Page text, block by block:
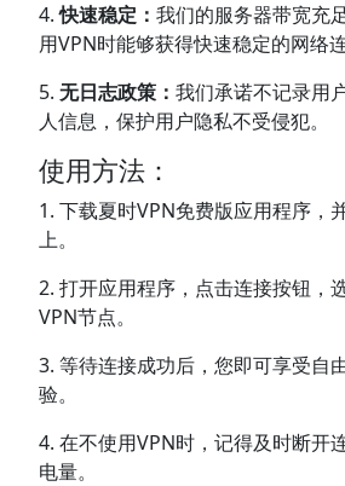
4.快速稳定： 我们的服务器带宽充
用VPN时能够获得快速稳定的网络连
5. 无日志政策： 我们承诺不记录用
人信息，保护用户隐私不受侵犯。
使用方法：
1. 下载夏时VPN免费版应用程序，
上。
2. 打开应用程序，点击连接按钮，
VPN节点。
3. 等待连接成功后，您即可享受自
验。
4. 在不使用VPN时，记得及时断开
电量。